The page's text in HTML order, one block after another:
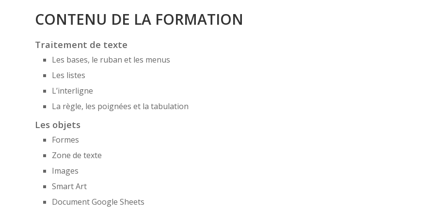
CONTENU DE LA FORMATION
Traitement de texte
Les bases, le ruban et les menus
Les listes
L’interligne
La règle, les poignées et la tabulation
Les objets
Formes
Zone de texte
Images
Smart Art
Document Google Sheets